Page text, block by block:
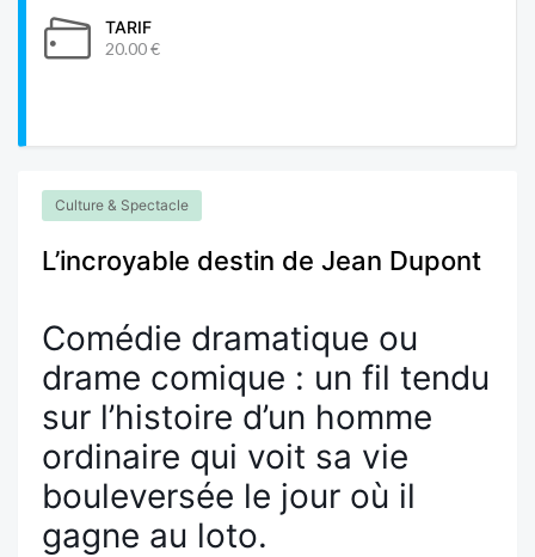
TARIF
20.00 €
Culture & Spectacle
L’incroyable destin de Jean Dupont
Comédie dramatique ou
drame comique : un fil tendu
sur l’histoire d’un homme
ordinaire qui voit sa vie
bouleversée le jour où il
gagne au loto.